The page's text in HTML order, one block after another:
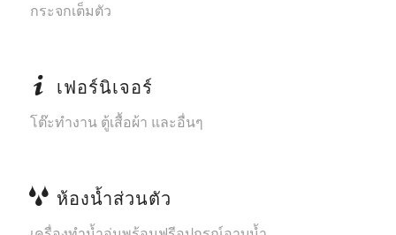
กระจกเต็มตัว
เฟอร์นิเจอร์
โต๊ะทำงาน ตู้เสื้อผ้า และอื่นๆ
ห้องน้ำส่วนตัว